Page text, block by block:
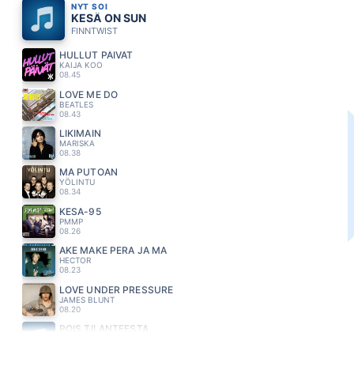
NYT SOI
KESÄ ON SUN
FINNTWIST
HULLUT PÄIVÄT
KAIJA KOO
08.45
LOVE ME DO
BEATLES
08.43
LIKIMAIN
MARISKA
08.38
MÄ PUTOAN
YÖLINTU
08.34
KESA-95
PMMP
08.26
AKE MAKE PERA JA MA
HECTOR
08.23
LOVE UNDER PRESSURE
JAMES BLUNT
08.20
POIS TILANTEESTA